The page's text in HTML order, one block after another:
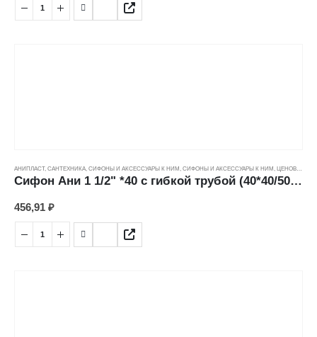
АНИПЛАСТ, САНТЕХНИКА СИФОНЫ И АКСЕССУАРЫ К НИМ СИФОНЫ И АКСЕССУАРЫ К НИМ ЦЕНОВЫЕ ГРУППЫ
Сифон Ани 1 1/2" *40 с гибкой трубой (40*40/50мм) С0515
456,91 ₽